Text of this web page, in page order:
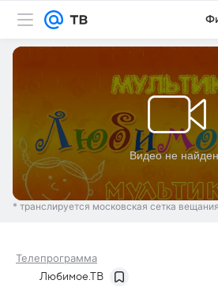
* транслируется московская сетка вещания
Телепрограмма
Любимое.ТВ